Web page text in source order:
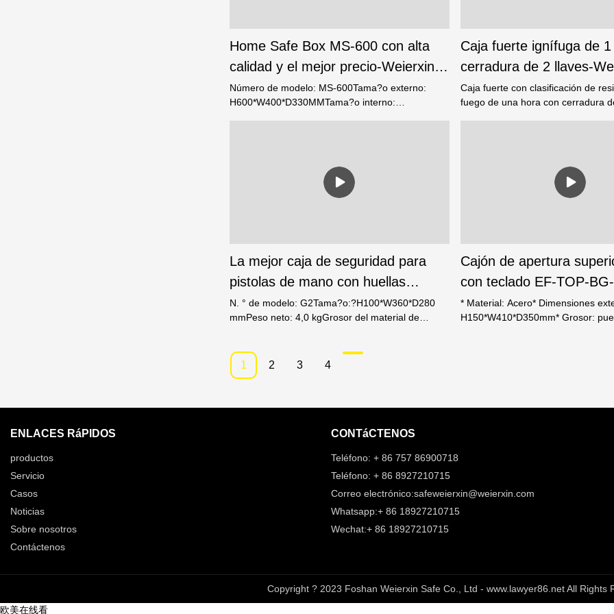
Home Safe Box MS-600 con alta
calidad y el mejor precio-Weierxin
Safe
Número de modelo: MS-600Tama?o externo:
H600*W400*D330MMTama?o interno:
Caja fuerte ignífuga de
cerradura de 2 llaves-
Factory
Caja fuerte con clasificación de
fuego de una hora con cerradura
La mejor caja de seguridad para
pistolas de mano con huellas
dactilares G2 Compa?ía portátil de
acceso rápido - Weierxin Safe
N. ° de modelo: G2Tama?o:?H100*W360*D280
mmPeso neto: 4,0 kgGrosor del material de
Cajón de apertura
con teclado EF-TOP-
Weierxin Safe Factory
* Material: Acero* Dimensiones
H150*W410*D350mm* Grosor:
1 2 3 4
ENLACES RáPIDOS
productos
Servicio
Casos
Noticias
Sobre nosotros
Contáctenos
CONTáCTENOS
Teléfono: + 86 757 86900718
Teléfono: + 86 8927210715
Correo electrónico:safeweierxin@weierxin.com
Whatsapp:+ 86 18927210715
Wechat:+ 86 18927210715
Copyright ? 2023 Foshan Weierxin Safe Co., Ltd - www.lawyer86.net All Rights
欧美在线看